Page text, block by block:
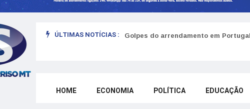
ÚLTIMAS NOTÍCIAS :
trabalhando para o exterior Golpes do arrendamento em
HOME ECONOMIA POLÍTICA EDUCAÇÃO